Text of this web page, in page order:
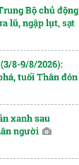
Bộ chủ động
lũ, ngập lụt, sạt
8-9/8/2026):
tuổi Thân đón
xanh sau
người